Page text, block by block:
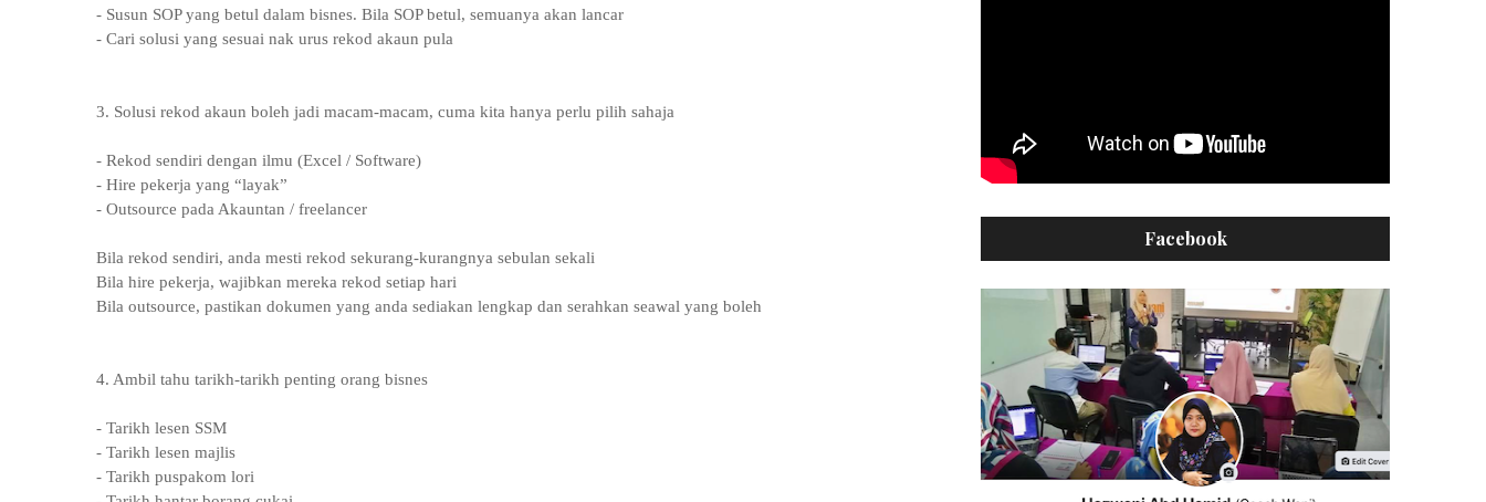
- Susun SOP yang betul dalam bisnes. Bila SOP betul, semuanya akan lancar
- Cari solusi yang sesuai nak urus rekod akaun pula
3. Solusi rekod akaun boleh jadi macam-macam, cuma kita hanya perlu pilih sahaja
- Rekod sendiri dengan ilmu (Excel / Software)
- Hire pekerja yang “layak”
- Outsource pada Akauntan / freelancer
Bila rekod sendiri, anda mesti rekod sekurang-kurangnya sebulan sekali
Bila hire pekerja, wajibkan mereka rekod setiap hari
Bila outsource, pastikan dokumen yang anda sediakan lengkap dan serahkan seawal yang boleh
4. Ambil tahu tarikh-tarikh penting orang bisnes
- Tarikh lesen SSM
- Tarikh lesen majlis
- Tarikh puspakom lori
Facebook